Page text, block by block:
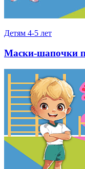
Детям 4-5 лет
Маски-шапочки